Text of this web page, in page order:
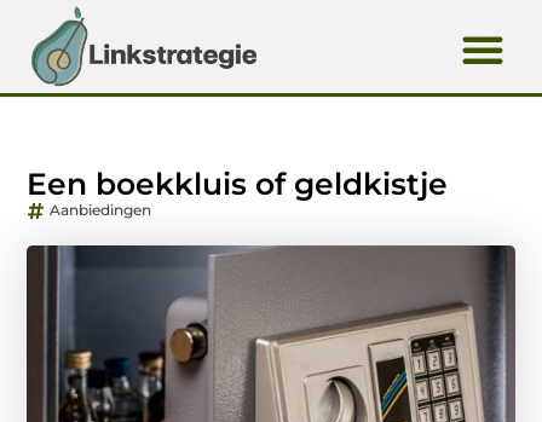
Een boekkluis of geldkistje
Aanbiedingen